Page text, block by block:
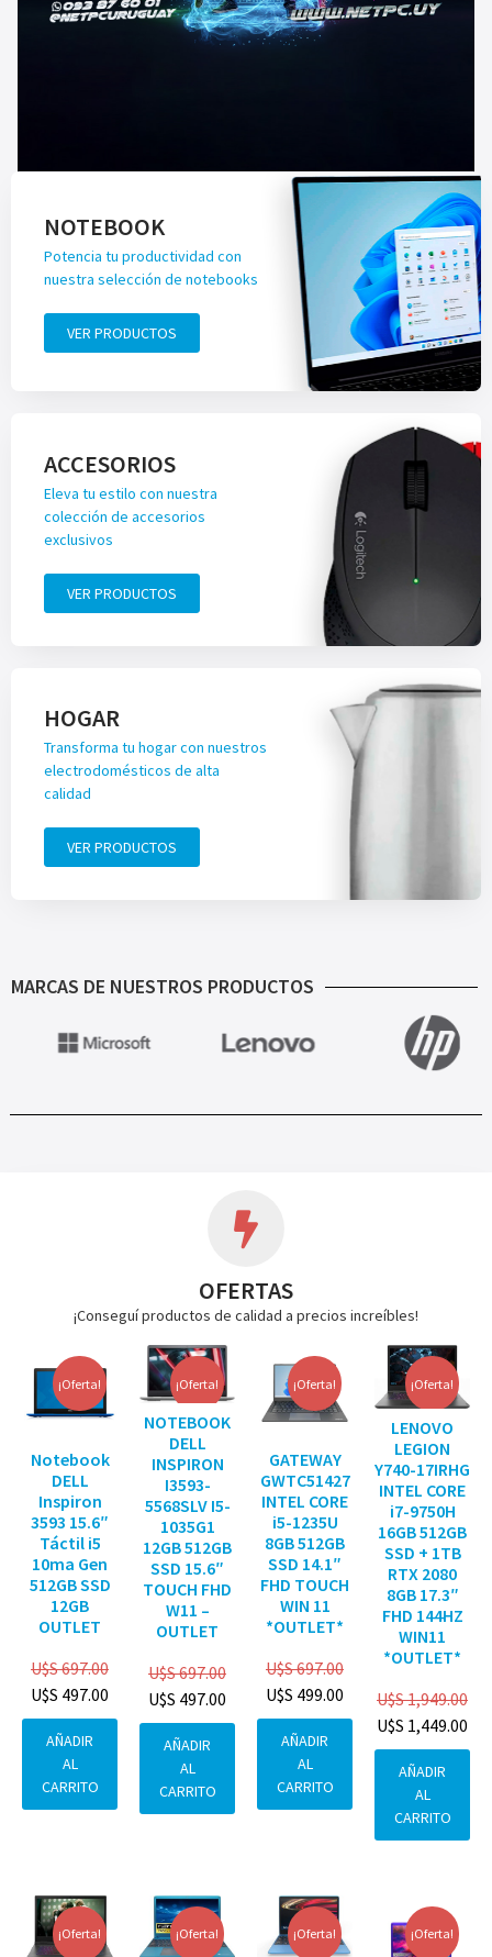
NOTEBOOK
Potencia tu productividad con
nuestra selección de notebooks
VER PRODUCTOS
ACCESORIOS
Eleva tu estilo con nuestra
colección de accesorios
exclusivos
VER PRODUCTOS
HOGAR
Transforma tu hogar con nuestros
electrodomésticos de alta
calidad
VER PRODUCTOS
MARCAS DE NUESTROS PRODUCTOS
OFERTAS
¡Conseguí productos de calidad a precios increíbles!
¡Oferta!
Notebook
DELL
Inspiron
3593 15.6″
Táctil i5
10ma Gen
512GB SSD
12GB
OUTLET
U$S697.00
U$S 497.00
AÑADIR
AL
CARRITO
¡Oferta!
NOTEBOOK
DELL
INSPIRON
I3593-
5568SLV I5-
1035G1
12GB 512GB
SSD 15.6″
TOUCH FHD
W11 –
OUTLET
U$S697.00
U$S 497.00
AÑADIR
AL
CARRITO
¡Oferta!
GATEWAY
GWTC51427
INTEL CORE
i5-1235U
8GB 512GB
SSD 14.1″
FHD TOUCH
WIN 11
*OUTLET*
U$S697.00
U$S 499.00
AÑADIR
AL
CARRITO
¡Oferta!
LENOVO
LEGION
Y740-17IRHG
INTEL CORE
i7-9750H
16GB 512GB
SSD + 1TB
RTX 2080
8GB 17.3″
FHD 144HZ
WIN11
*OUTLET*
U$S1,949.00
U$S 1,449.00
AÑADIR
AL
CARRITO
¡Oferta! ¡Oferta! ¡Oferta! ¡Oferta!